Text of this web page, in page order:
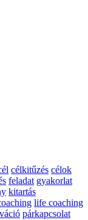
célkitűzés célok
feladat gyakorlat
kitartás
life coaching
párkapcsolat